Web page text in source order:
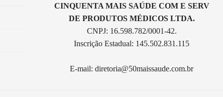
CINQUENTA MAIS SAÚDE COM E SERV
DE PRODUTOS MÉDICOS LTDA.
CNPJ: 16.598.782/0001-42.
Inscrição Estadual: 145.502.831.115
E-mail: diretoria@50maissaude.com.br